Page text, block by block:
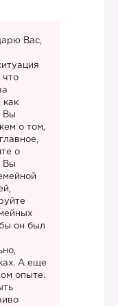
Вас,
что
как
Вы
о том,
о
Вы
он был
А еще
опыте.